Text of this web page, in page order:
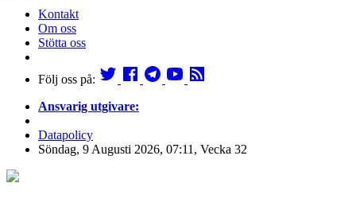
Kontakt
Om oss
Stötta oss
Följ oss på:
Ansvarig utgivare:
Datapolicy
Söndag, 9 Augusti 2026, 07:11, Vecka 32